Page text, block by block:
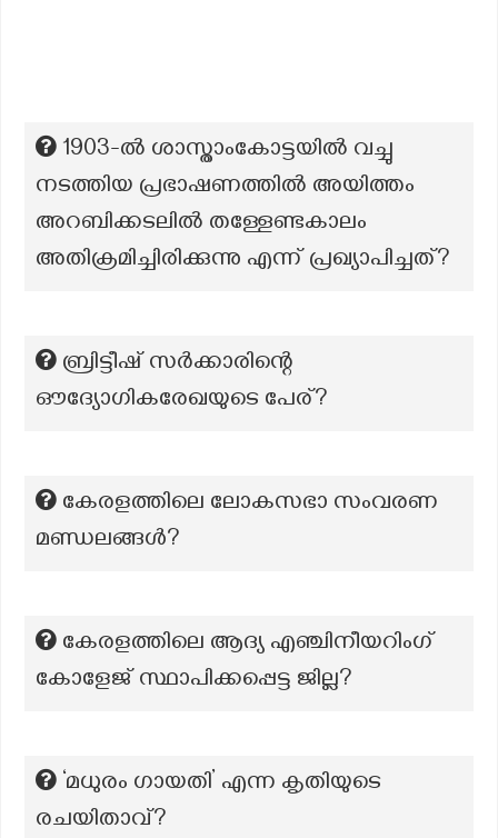
1903-ല്‍ ശാസ്താംകോട്ടയില്‍ വച്ചു
നടത്തിയ പ്രഭാഷണത്തില്‍ അയിത്തം
അറബിക്കടലില്‍ തള്ളേണ്ടകാലം
അതിക്രമിച്ചിരിക്കുന്നു എന്ന് പ്രഖ്യാപിച്ചത്?
ബ്രിട്ടീഷ് സർക്കാരിന്റെ
ഔദ്യോഗികരേഖയുടെ പേര്?
കേരളത്തിലെ ലോകസഭാ സംവരണ
മണ്ഡലങ്ങൾ?
കേരളത്തിലെ ആദ്യ എഞ്ചിനീയറിംഗ്
കോളേജ് സ്ഥാപിക്കപ്പെട്ട ജില്ല?
‘മധുരം ഗായതി’ എന്ന കൃതിയുടെ
രചയിതാവ്?